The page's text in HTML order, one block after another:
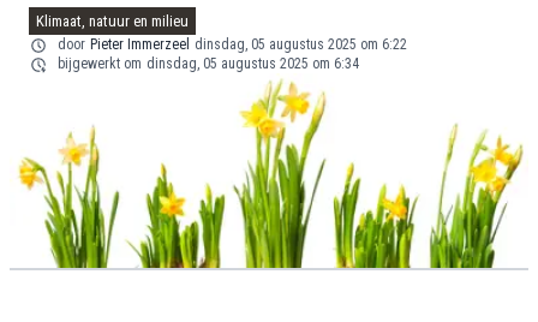
Klimaat, natuur en milieu
door Pieter Immerzeel dinsdag, 05 augustus 2025 om 6:22
bijgewerkt om dinsdag, 05 augustus 2025 om 6:34